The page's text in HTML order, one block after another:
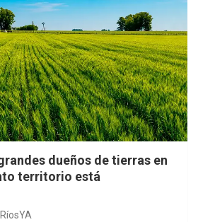
dueños de tierras en
territorio está